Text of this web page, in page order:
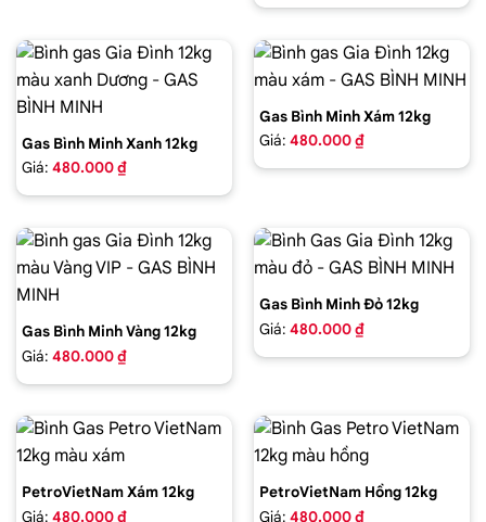
Gas Bình Minh Xanh 12kg
Giá: 480.000 ₫
Gas Bình Minh Xám 12kg
Giá: 480.000 ₫
Gas Bình Minh Vàng 12kg
Giá: 480.000 ₫
Gas Bình Minh Đỏ 12kg
Giá: 480.000 ₫
PetroVietNam Xám 12kg
Giá: 480.000 ₫
PetroVietNam Hồng 12kg
Giá: 480.000 ₫